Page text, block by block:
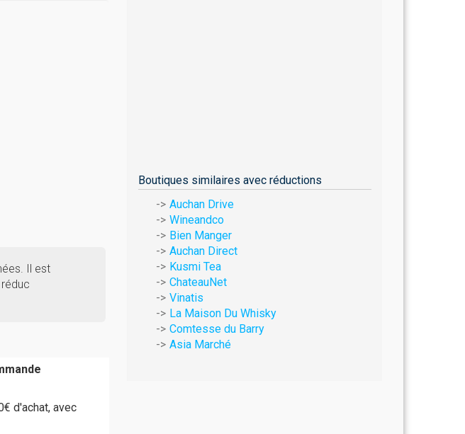
Il est
d'achat, avec
Boutiques similaires avec réductions
Auchan Drive
Wineandco
Bien Manger
Auchan Direct
Kusmi Tea
ChateauNet
Vinatis
La Maison Du Whisky
Comtesse du Barry
Asia Marché